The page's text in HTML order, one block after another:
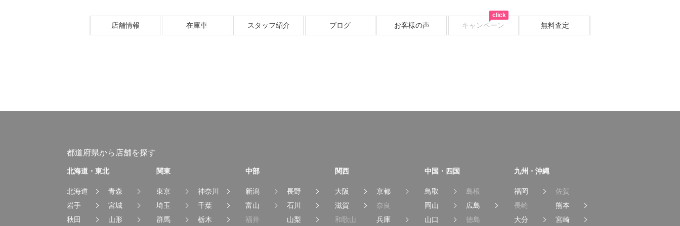
店舗情報 在庫車 スタッフ紹介 ブログ お客様の声 キャンペーン 無料査定
click
都道府県から店舗を探す
北海道・東北
北海道
青森
岩手
宮城
秋田
山形
関東
東京
神奈川
埼玉
千葉
群馬
栃木
中部
新潟
長野
富山
石川
福井
山梨
関西
大阪
京都
滋賀
奈良
和歌山
兵庫
中国・四国
鳥取
島根
岡山
広島
山口
徳島
九州・沖縄
福岡
佐賀
長崎
熊本
大分
宮崎